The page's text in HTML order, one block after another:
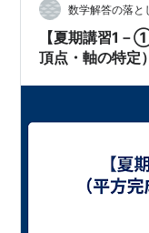
①：2次方程式の
問4：問題と解説
数学解答の落と
【夏期講習1
頂点・軸の特定）